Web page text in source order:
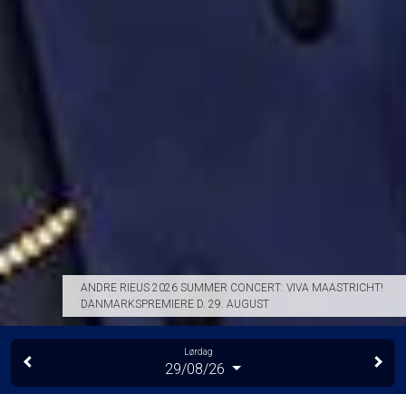
ANDRE RIEUS 2026 SUMMER CONCERT: VIVA MAASTRICHT!
DANMARKSPREMIERE D. 29. AUGUST
Lørdag
29/08/26